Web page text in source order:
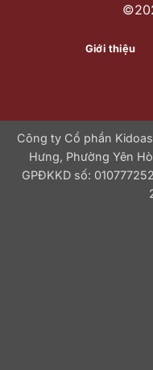
Giới thiệu
Công ty Cổ phần
Hưng, Phường Yên
GPĐKKD số: